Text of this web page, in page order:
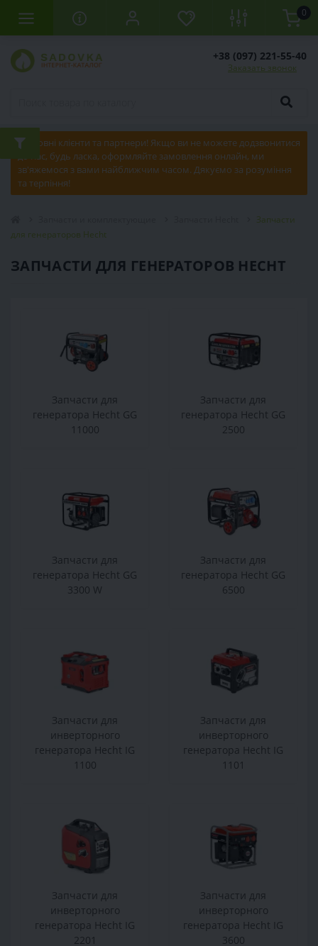
0
+38 (097) 221-55-40
Заказать звонок
Шановні клієнти та партнери! Якщо ви не можете додзвонитися
до нас, будь ласка, оформляйте замовлення онлайн, ми
зв'яжемося з вами найближчим часом. Дякуємо за розуміння
та терпіння!
Запчасти
для генераторов Hecht
ЗАПЧАСТИ ДЛЯ ГЕНЕРАТОРОВ HECHT
Запчасти для
генератора Hecht GG
11000
Запчасти для
генератора Hecht GG
2500
Запчасти для
генератора Hecht GG
3300 W
Запчасти для
генератора Hecht GG
6500
Запчасти для
инверторного
генератора Hecht IG
1100
Запчасти для
инверторного
генератора Hecht IG
1101
Запчасти для
инверторного
генератора Hecht IG
2201
Запчасти для
инверторного
генератора Hecht IG
3600